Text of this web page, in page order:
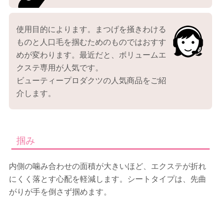
使用目的によります。まつげを掻きわける
ものと人口毛を掴むためのものではおすす
めが変わります。最近だと、ボリュームエ
クステ専用が人気です。
ビューティープロダクツの人気商品をご紹
介します。
掴み
内側の噛み合わせの面積が大きいほど、エクステが折れ
にくく落とす心配を軽減します。シートタイプは、先曲
がりが手を倒さず掴めます。